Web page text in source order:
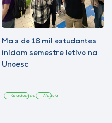
Mais de 16 mil estudantes
iniciam semestre letivo na
Unoesc
Graduação Notícia